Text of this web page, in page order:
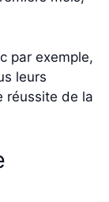
par exemple,
leurs
réussite de la